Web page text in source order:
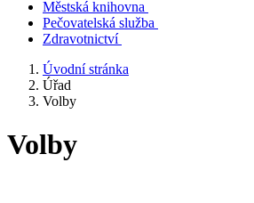
Městská knihovna
Pečovatelská služba
Zdravotnictví
Úvodní stránka
Úřad
Volby
Volby